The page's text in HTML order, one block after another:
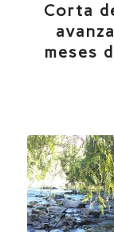
Corta
meses